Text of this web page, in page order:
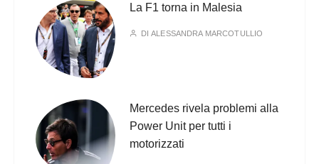
La F1 torna in Malesia
DIALESSANDRA MARCOTULLIO
Mercedes rivela problemi alla
Power Unit per tutti i
motorizzati